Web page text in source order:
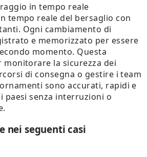
in tempo reale
tempo reale del bersaglio con
Ogni cambiamento di
e memorizzato per essere
momento. Questa
la sicurezza dei
di consegna o gestire i team
sono accurati, rapidi e
senza interruzioni o
nei seguenti casi